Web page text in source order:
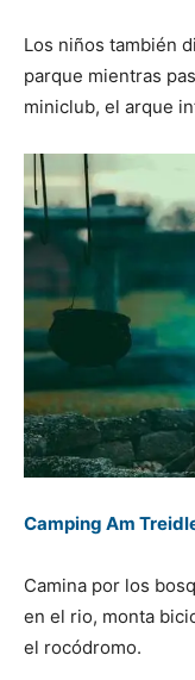
Los niños también
parque mientras
miniclub, el arque
Camping Am
Camina por los
en el rio, monta
el rocódromo.